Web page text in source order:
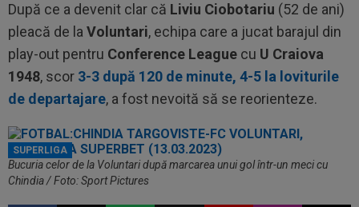
După ce a devenit clar că Liviu Ciobotariu (52 de ani)
pleacă de la Voluntari, echipa care a jucat barajul din
play-out pentru Conference League cu U Craiova
1948, scor 3-3 după 120 de minute, 4-5 la loviturile
de departajare, a fost nevoită să se reorienteze.
SUPERLIGA
Bucuria celor de la Voluntari după marcarea unui gol într-un meci cu
Chindia / Foto: Sport Pictures